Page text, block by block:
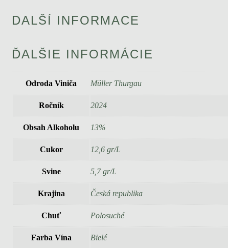
DALŠÍ INFORMACE
ĎALŠIE INFORMÁCIE
Odroda Viniča Müller Thurgau
Ročník 2024
Obsah Alkoholu 13%
Cukor 12,6 gr/L
Svine 5,7 gr/L
Krajina Česká republika
Chuť Polosuché
Farba Vína Bielé